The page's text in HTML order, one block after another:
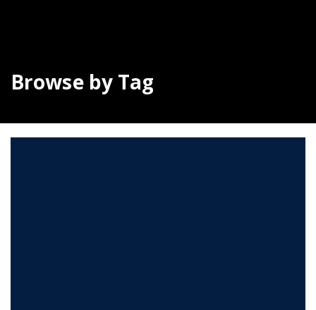
Browse by Tag